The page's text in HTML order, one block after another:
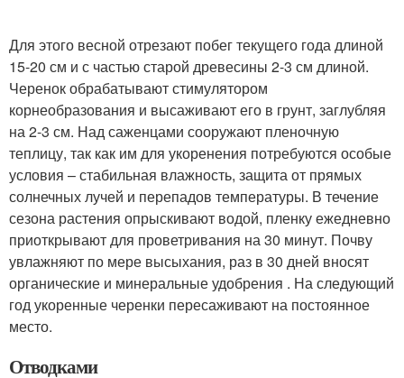
Для этого весной отрезают побег текущего года длиной
15-20 см и с частью старой древесины 2-3 см длиной.
Черенок обрабатывают стимулятором
корнеобразования и высаживают его в грунт, заглубляя
на 2-3 см. Над саженцами сооружают пленочную
теплицу, так как им для укоренения потребуются особые
условия – стабильная влажность, защита от прямых
солнечных лучей и перепадов температуры. В течение
сезона растения опрыскивают водой, пленку ежедневно
приоткрывают для проветривания на 30 минут. Почву
увлажняют по мере высыхания, раз в 30 дней вносят
органические и минеральные удобрения . На следующий
год укоренные черенки пересаживают на постоянное
место.
Отводками